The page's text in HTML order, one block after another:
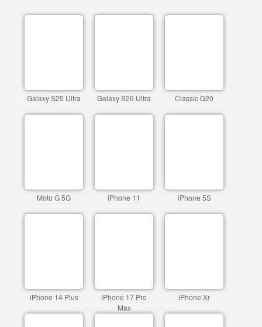
Galaxy S25 Ultra Galaxy S26 Ultra Classic Q20
Moto G 5G iPhone 11 iPhone 5S
iPhone 14 Plus
iPhone 17 Pro
Max
iPhone Xr